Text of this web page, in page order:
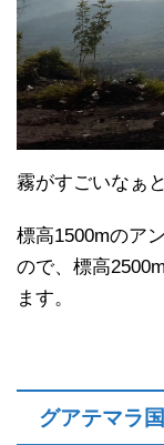
霧がすごいなぁ
標高1500mのア
ので、標高
ます。
グアテマラ